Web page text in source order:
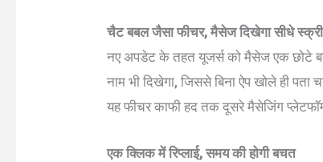
चैट बबल जैसा फीचर, मैसेज दिखेगा सीधे
नए अपडेट के तहत यूजर्स को मैसेज एक छोटे
नाम भी दिखेगा, जिससे बिना ऐप खोले ही
यह फीचर काफी हद तक दूसरे मैसेजिंग
एक क्लिक में रिप्लाई, समय की होगी बचत